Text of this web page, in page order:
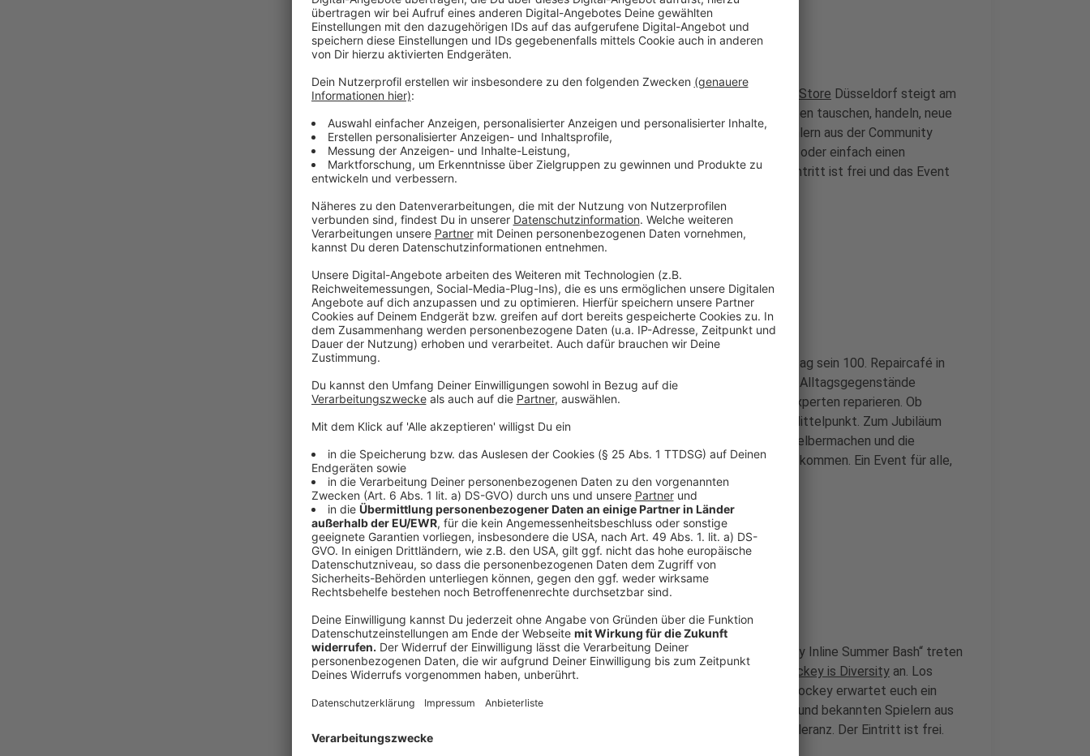
Tradenight im LamaStore
Anzeige
Pokémon-, Sport- oder Sammelkarten-Fans aufgepasst: Im LamaStore Düsseldorf steigt am
Samstag die große Tradenight. Ab 10 Uhr könnt ihr in Benrath Karten tauschen, handeln, neue
Kontakte knüpfen und euch mit anderen Sammlerinnen und Sammlern aus der Community
austauschen. Egal ob ihr auf der Suche nach seltenen Karten seid oder einfach einen
entspannten Tag verbringen möchtet – hier seid ihr richtig. Der Eintritt ist frei und das Event
Anzeige
100. Repaircafé des GarageLab
Anzeige
feiert am Samstag sein 100. Repaircafé in
der Stadtbibliothek im KAP1. Von 13 bis 17 Uhr könnt ihr defekte Alltagsgegenstände
mitbringen und gemeinsam mit ehrenamtlichen Expertinnen und Experten reparieren. Ob
Elektrogerät oder Lieblingsstück – hier steht Nachhaltigkeit im Mittelpunkt. Zum Jubiläum
gibt es außerdem spannende Reparatur-Demos, Infos rund ums Selbermachen und die
Möglichkeit, mit den Initiatorinnen und Initiatoren ins Gespräch zu kommen. Ein Event für alle,
die Düsseldorf ein Stück nachhaltiger machen wollen.
Anzeige
Hockey is Diversity Inline Summer Bash
Anzeige
Sport, Action und eine starke Botschaft: Beim „Hockey is Diversity Inline Summer Bash“ treten
am Samstag die DEG Rhein Rollers & Friends gegen das Team
Hockey is Diversity an. Los
geht’s um 15 Uhr im Stadion am Ratinger Sandbach. Neben Inlinehockey erwartet euch ein
abwechslungsreiches Rahmenprogramm mit Nachwuchstalenten und bekannten Spielern aus
der Region. Im Mittelpunkt stehen dabei Vielfalt, Respekt und Toleranz. Der Eintritt ist frei.